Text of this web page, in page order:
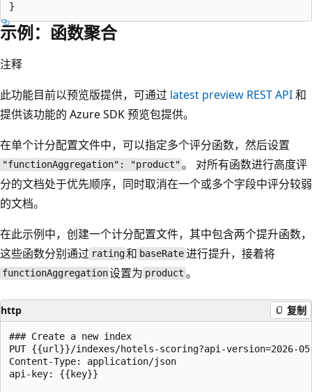
示例：函数聚合
注释
此功能目前以预览版提供，可通过 latest preview REST API和
提供该功能的 Azure SDK 预览包提供。
在单个计分配置文件中，可以指定多个评分函数，然后设置
"functionAggregation": "product" 。 对所有函数进行高度评
分的文档处于优先顺序，同时取消在一个或多个字段中评分较弱
的文档。
在此示例中，创建一个计分配置文件，其中包含两个提升函数，
这些函数分别通过 rating和 baseRate进行提升，接着将
functionAggregation设置为 product 。
http 复制
### Create a new index
PUT {{url}}/indexes/hotels-scoring?api-version=2026-
Content-Type: application/json
api-key: {{key}}